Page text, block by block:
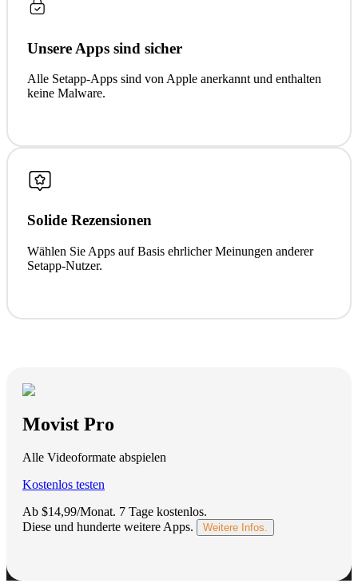
Unsere Apps sind sicher
Alle Setapp-Apps sind von Apple anerkannt und enthalten
keine Malware.
Solide Rezensionen
Wählen Sie Apps auf Basis ehrlicher Meinungen anderer
Setapp-Nutzer.
Movist Pro
Alle Videoformate abspielen
Kostenlos testen
Ab $14,99/Monat. 7 Tage kostenlos.
Diese und hunderte weitere Apps.
Weitere Infos.